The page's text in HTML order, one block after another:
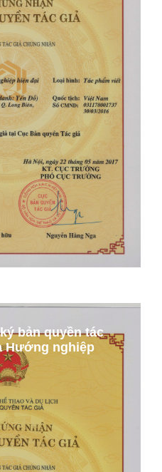
bản quyền tác
Hướng nghiệp